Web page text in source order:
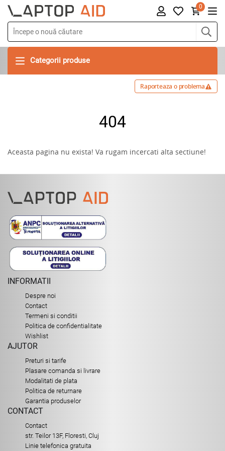
0
Categorii produse
Raporteaza o problema
404
Aceasta pagina nu exista! Va rugam incercati alta sectiune!
INFORMATII
Despre noi
Contact
Termeni si conditii
Politica de confidentialitate
Wishlist
AJUTOR
Preturi si tarife
Plasare comanda si livrare
Modalitati de plata
Politica de returnare
Garantia produselor
CONTACT
Contact
str. Teilor 13F, Floresti, Cluj
Linie telefonica gratuita